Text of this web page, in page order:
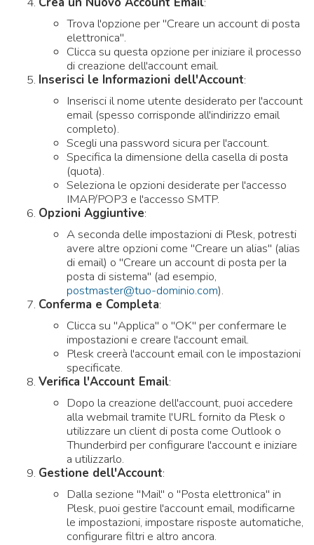
Trova l'opzione per "Creare un account di posta
elettronica".
Clicca su questa opzione per iniziare il processo
di creazione dell'account email.
Inserisci le Informazioni dell'Account:
Inserisci il nome utente desiderato per l'account
email (spesso corrisponde all'indirizzo email
completo).
Scegli una password sicura per l'account.
Specifica la dimensione della casella di posta
(quota).
Seleziona le opzioni desiderate per l'accesso
IMAP/POP3 e l'accesso SMTP.
Opzioni Aggiuntive:
A seconda delle impostazioni di Plesk, potresti
avere altre opzioni come "Creare un alias" (alias
di email) o "Creare un account di posta per la
posta di sistema" (ad esempio,
postmaster@tuo-dominio.com).
Conferma e Completa:
Clicca su "Applica" o "OK" per confermare le
impostazioni e creare l'account email.
Plesk creerà l'account email con le impostazioni
specificate.
Verifica l'Account Email:
Dopo la creazione dell'account, puoi accedere
alla webmail tramite l'URL fornito da Plesk o
utilizzare un client di posta come Outlook o
Thunderbird per configurare l'account e iniziare
a utilizzarlo.
Gestione dell'Account:
Dalla sezione "Mail" o "Posta elettronica" in
Plesk, puoi gestire l'account email, modificarne
le impostazioni, impostare risposte automatiche,
configurare filtri e altro ancora.